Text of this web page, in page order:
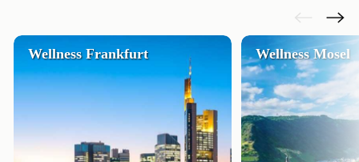
Wellness Frankfurt Wellness Mosel